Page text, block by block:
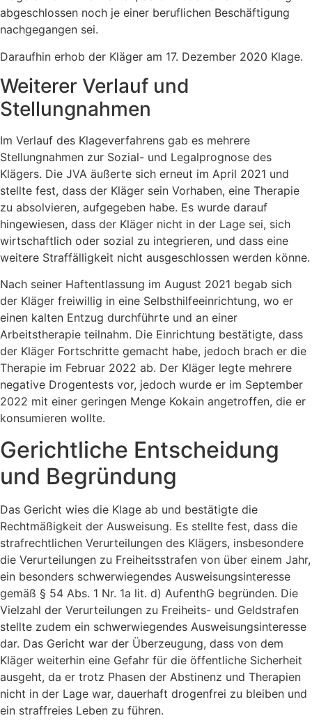
abgeschlossen noch je einer beruflichen Beschäftigung
nachgegangen sei.
Daraufhin erhob der Kläger am 17. Dezember 2020 Klage.
Weiterer Verlauf und
Stellungnahmen
Im Verlauf des Klageverfahrens gab es mehrere
Stellungnahmen zur Sozial- und Legalprognose des
Klägers. Die JVA äußerte sich erneut im April 2021 und
stellte fest, dass der Kläger sein Vorhaben, eine Therapie
zu absolvieren, aufgegeben habe. Es wurde darauf
hingewiesen, dass der Kläger nicht in der Lage sei, sich
wirtschaftlich oder sozial zu integrieren, und dass eine
weitere Straffälligkeit nicht ausgeschlossen werden könne.
Nach seiner Haftentlassung im August 2021 begab sich
der Kläger freiwillig in eine Selbsthilfeeinrichtung, wo er
einen kalten Entzug durchführte und an einer
Arbeitstherapie teilnahm. Die Einrichtung bestätigte, dass
der Kläger Fortschritte gemacht habe, jedoch brach er die
Therapie im Februar 2022 ab. Der Kläger legte mehrere
negative Drogentests vor, jedoch wurde er im September
2022 mit einer geringen Menge Kokain angetroffen, die er
konsumieren wollte.
Gerichtliche Entscheidung
und Begründung
Das Gericht wies die Klage ab und bestätigte die
Rechtmäßigkeit der Ausweisung. Es stellte fest, dass die
strafrechtlichen Verurteilungen des Klägers, insbesondere
die Verurteilungen zu Freiheitsstrafen von über einem Jahr,
ein besonders schwerwiegendes Ausweisungsinteresse
gemäß § 54 Abs. 1 Nr. 1a lit. d) AufenthG begründen. Die
Vielzahl der Verurteilungen zu Freiheits- und Geldstrafen
stellte zudem ein schwerwiegendes Ausweisungsinteresse
dar. Das Gericht war der Überzeugung, dass von dem
Kläger weiterhin eine Gefahr für die öffentliche Sicherheit
ausgeht, da er trotz Phasen der Abstinenz und Therapien
nicht in der Lage war, dauerhaft drogenfrei zu bleiben und
ein straffreies Leben zu führen.